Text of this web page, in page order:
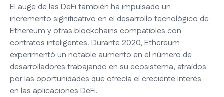
El auge de las DeFi también ha impulsado un
incremento significativo en el desarrollo tecnológico de
Ethereum y otras blockchains compatibles con
contratos inteligentes. Durante 2020, Ethereum
experimentó un notable aumento en el número de
desarrolladores trabajando en su ecosistema, atraídos
por las oportunidades que ofrecía el creciente interés
en las aplicaciones DeFi.